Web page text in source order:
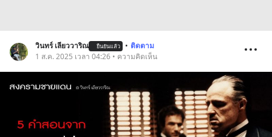
วินทร์ เลียววาริณ ยืนยันแล้ว • ติดตาม
1 ส.ค. 2025 เวลา 04:26 • ความคิดเห็น